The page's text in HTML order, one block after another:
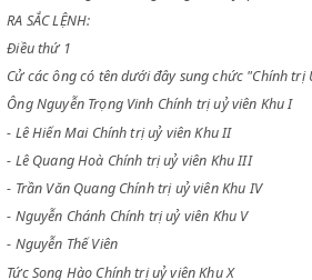
Chiểu sắc lệnh số 47-SL ngày 1-5-47 tổ chức
Chiểu ời đề nghị của ông Tổng chỉ huy quân
RA SẮC LỆNH:
Điều thứ 1
Cử các ông có tên dưới đây sung chức
Ông Nguyễn Trọng Vinh Chính trị uỷ viên Khu
- Lê Hiến Mai Chính trị uỷ viên Khu II
- Lê Quang Hoà Chính trị uỷ viên Khu III
- Trần Văn Quang Chính trị uỷ viên Khu IV